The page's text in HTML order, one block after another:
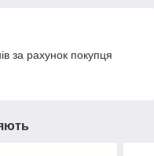
за рахунок покупця